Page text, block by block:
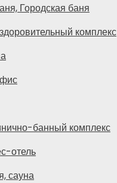
Городская баня
комплекс
банный комплекс
отель
сауна